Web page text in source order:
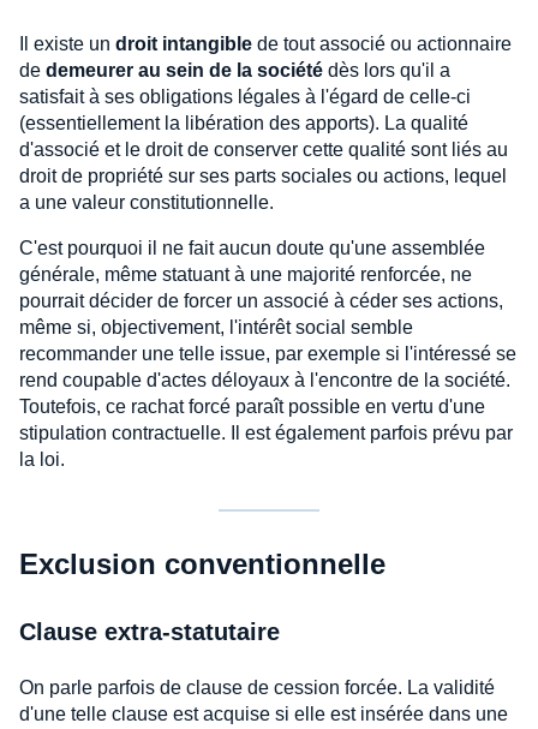
Il existe un droit intangible de tout associé ou actionnaire
de demeurer au sein de la société dès lors qu'il a
satisfait à ses obligations légales à l'égard de celle-ci
(essentiellement la libération des apports). La qualité
d'associé et le droit de conserver cette qualité sont liés au
droit de propriété sur ses parts sociales ou actions, lequel
a une valeur constitutionnelle.
C'est pourquoi il ne fait aucun doute qu'une assemblée
générale, même statuant à une majorité renforcée, ne
pourrait décider de forcer un associé à céder ses actions,
même si, objectivement, l'intérêt social semble
recommander une telle issue, par exemple si l'intéressé se
rend coupable d'actes déloyaux à l'encontre de la société.
Toutefois, ce rachat forcé paraît possible en vertu d'une
stipulation contractuelle. Il est également parfois prévu par
la loi.
Exclusion conventionnelle
Clause extra-statutaire
On parle parfois de clause de cession forcée. La validité
d'une telle clause est acquise si elle est insérée dans une